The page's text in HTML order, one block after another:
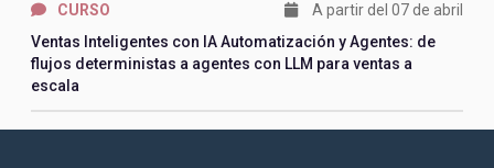
CURSO
A partir del 07 de abril
Ventas Inteligentes con IA Automatización y Agentes: de
flujos deterministas a agentes con LLM para ventas a
escala